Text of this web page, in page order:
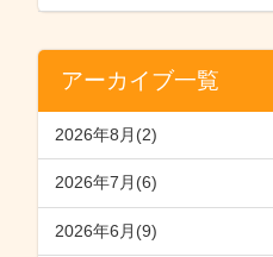
アーカイブ一覧
2026年8月(2)
2026年7月(6)
2026年6月(9)